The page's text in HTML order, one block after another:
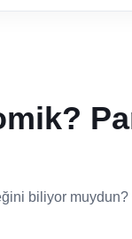
biliyor